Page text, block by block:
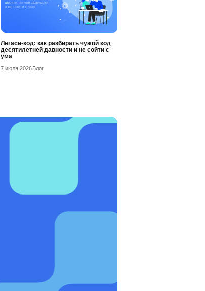
Легаси-код: как разбирать чужой код
десятилетней давности и не сойти с
ума
7 июля 2026 Блог